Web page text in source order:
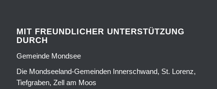
MIT FREUNDLICHER UNTERSTÜTZUNG
DURCH
Gemeinde Mondsee
Die Mondseeland-Gemeinden Innerschwand, St. Lorenz,
Tiefgraben, Zell am Moos